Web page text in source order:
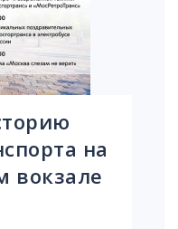
на
вокзале